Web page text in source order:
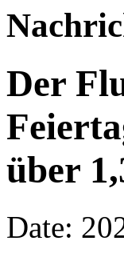
Der
über
Date: